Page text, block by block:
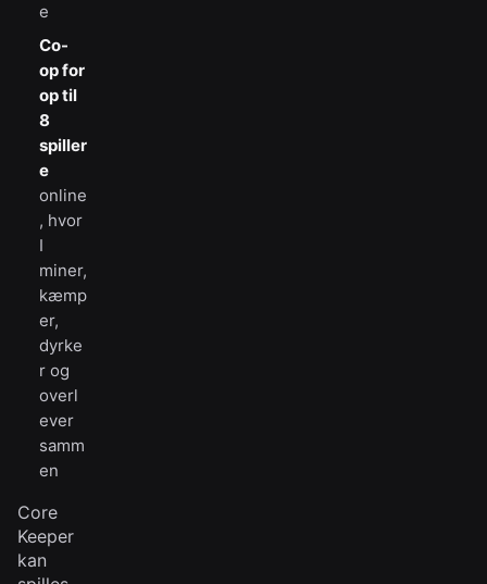
e
Co-
op for
op til
8
spiller
e
online
, hvor
I
miner,
kæmp
er,
dyrke
r og
overl
ever
samm
en
Core
Keeper
kan